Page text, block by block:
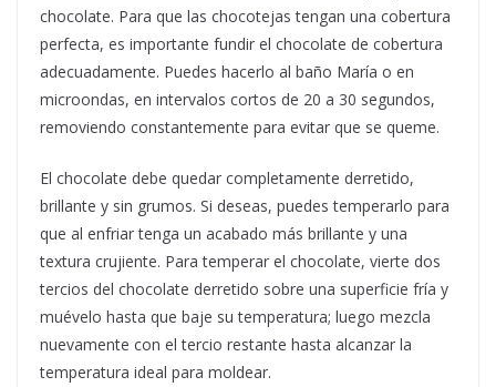
chocolate. Para que las chocotejas tengan una cobertura
perfecta, es importante fundir el chocolate de cobertura
adecuadamente. Puedes hacerlo al baño María o en
microondas, en intervalos cortos de 20 a 30 segundos,
removiendo constantemente para evitar que se queme.
El chocolate debe quedar completamente derretido,
brillante y sin grumos. Si deseas, puedes temperarlo para
que al enfriar tenga un acabado más brillante y una
textura crujiente. Para temperar el chocolate, vierte dos
tercios del chocolate derretido sobre una superficie fría y
muévelo hasta que baje su temperatura; luego mezcla
nuevamente con el tercio restante hasta alcanzar la
temperatura ideal para moldear.